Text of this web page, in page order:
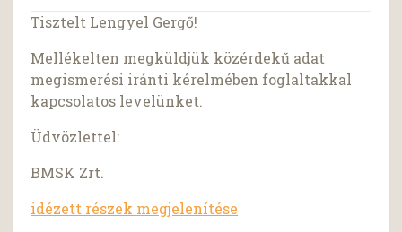
Tisztelt Lengyel Gergő!
Mellékelten megküldjük közérdekű adat
megismerési iránti kérelmében foglaltakkal
kapcsolatos levelünket.
Üdvözlettel:
BMSK Zrt.
idézett részek megjelenítése